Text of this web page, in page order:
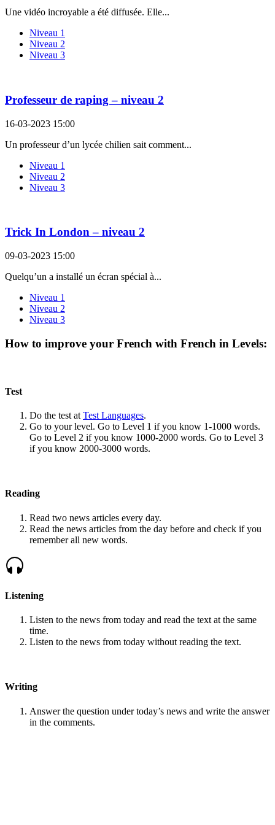
Une vidéo incroyable a été diffusée. Elle...
Niveau 1
Niveau 2
Niveau 3
Professeur de raping – niveau 2
16-03-2023 15:00
Un professeur d’un lycée chilien sait comment...
Niveau 1
Niveau 2
Niveau 3
Trick In London – niveau 2
09-03-2023 15:00
Quelqu’un a installé un écran spécial à...
Niveau 1
Niveau 2
Niveau 3
How to improve your French with French in Levels:
Test
Do the test at Test Languages.
Go to your level. Go to Level 1 if you know 1-1000 words.
Go to Level 2 if you know 1000-2000 words. Go to Level 3
if you know 2000-3000 words.
Reading
Read two news articles every day.
Read the news articles from the day before and check if you
remember all new words.
Listening
Listen to the news from today and read the text at the same
time.
Listen to the news from today without reading the text.
Writing
Answer the question under today’s news and write the answer
in the comments.